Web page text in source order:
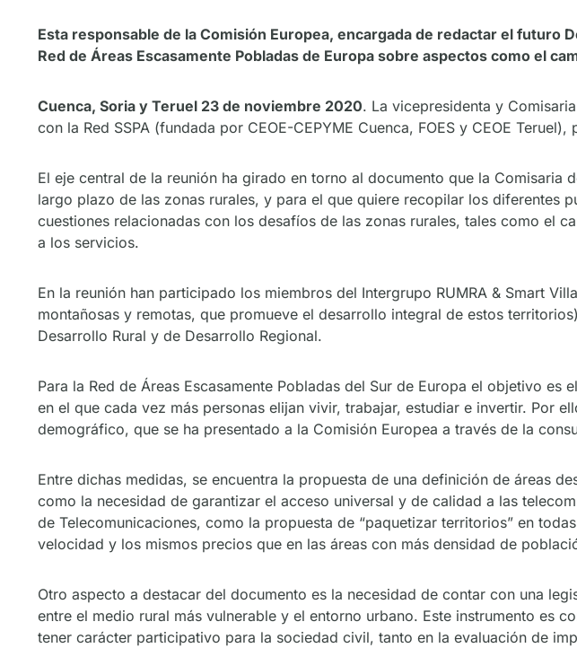
Esta responsable de la Comisión Europea, encargada de redactar el
Red de Áreas Escasamente Pobladas de Europa sobre aspectos como el
Cuenca, Soria y Teruel 23 de noviembre 2020. La vicepresidenta y
con la Red SSPA (fundada por CEOE-CEPYME Cuenca, FOES y CEOE
El eje central de la reunión ha girado en torno al documento que la
largo plazo de las zonas rurales, y para el que quiere recopilar los
cuestiones relacionadas con los desafíos de las zonas rurales, tales como el
a los servicios.
En la reunión han participado los miembros del Intergrupo RUMRA & Smart
montañosas y remotas, que promueve el desarrollo integral de estos
Desarrollo Rural y de Desarrollo Regional.
Para la Red de Áreas Escasamente Pobladas del Sur de Europa el objetivo
en el que cada vez más personas elijan vivir, trabajar, estudiar e invertir. Por
demográfico, que se ha presentado a la Comisión Europea a través de la
Entre dichas medidas, se encuentra la propuesta de una definición de áreas
como la necesidad de garantizar el acceso universal y de calidad a las
de Telecomunicaciones, como la propuesta de “paquetizar territorios” en
velocidad y los mismos precios que en las áreas con más densidad de
Otro aspecto a destacar del documento es la necesidad de contar con una
entre el medio rural más vulnerable y el entorno urbano. Este instrumento es
tener carácter participativo para la sociedad civil, tanto en la evaluación de